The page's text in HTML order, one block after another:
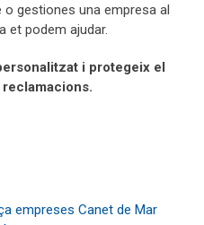
gestiones una empresa al
et podem ajudar.
i protegeix el
empreses Canet de Mar